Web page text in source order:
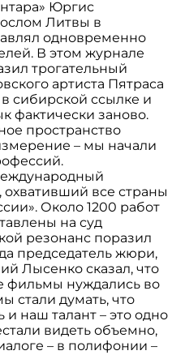
Юргис
Литвы в
одновременно
В этом журнале
трогательный
артиста Пятраса
сибирской ссылке и
фактически заново.
пространство
– мы начали
охвативший все страны
Около 1200 работ
на суд
резонанс поразил
председатель жюри,
Лысенко сказал, что
фильмы нуждались во
стали думать, что
и наш талант – это одно
видеть объемно,
– в полифонии –